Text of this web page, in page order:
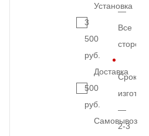
Установка
3
500
руб.
Доставка
500
руб.
Самовывоз
—
Все
Срок
—
2-3